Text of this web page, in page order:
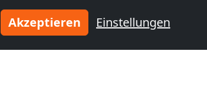
Akzeptieren Einstellungen